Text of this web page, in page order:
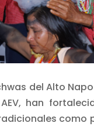
del Alto
han
como